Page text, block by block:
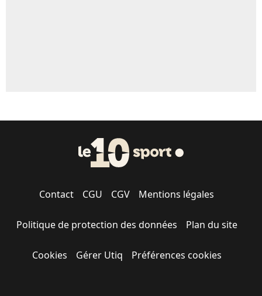
Contact CGU CGV Mentions légales
Politique de protection des données Plan du site
Cookies Gérer Utiq Préférences cookies